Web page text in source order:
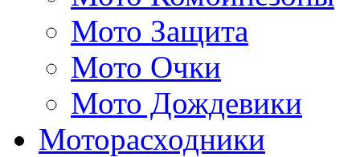
Мото Защита
Мото Очки
Мото Дождевики
Моторасходники